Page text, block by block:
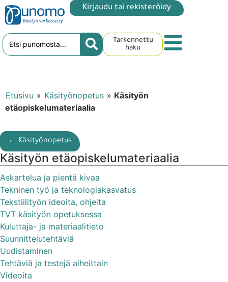
Kirjaudu tai rekisteröidy
Tarkennettu
haku
Etusivu » Käsityönopetus » Käsityön
etäopiskelumateriaalia
← Käsityönopetus
Käsityön etäopiskelumateriaalia
Askartelua ja pientä kivaa
Tekninen työ ja teknologiakasvatus
Tekstiilityön ideoita, ohjeita
TVT käsityön opetuksessa
Kuluttaja- ja materiaalitieto
Suunnittelutehtäviä
Uudistaminen
Tehtäviä ja testejä aiheittain
Videoita